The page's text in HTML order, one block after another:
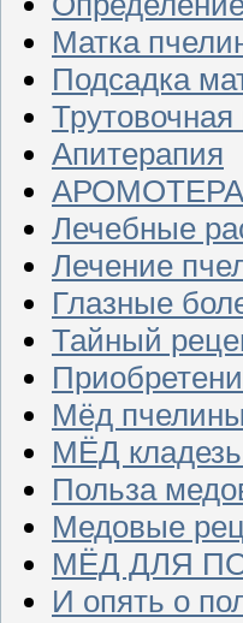
Матка
Подсадка
Апитерапия
Лечебные
Лечение
Глазные
Тайный
Мёд
МЁД
Польза
Медовые
МЁД ДЛЯ
И опять о